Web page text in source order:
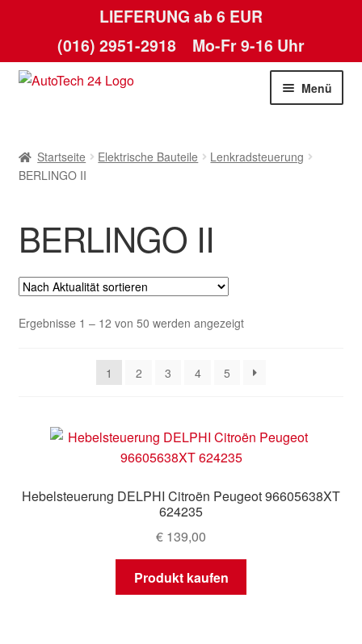
LIEFERUNG ab 6 EUR
(016) 2951-2918 Mo-Fr 9-16 Uhr
Zur
Zum
Menü
AGB
Kasse
Kontakt
Warenkorb
Startseite Elektrische Bauteile
Lenkradsteuerung
BERLINGO II
BERLINGO II
Ergebnisse 1 – 12 von 50 werden angezeigtNach
1
2 3 4 5
Hebelsteuerung DELPHI Citroën Peugeot 96605638XT
624235
€ 139,00
Produkt kaufen